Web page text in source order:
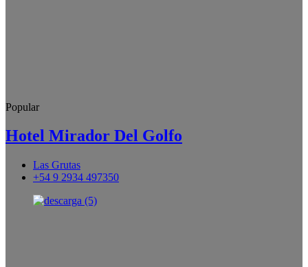
Popular
Hotel Mirador Del Golfo
Las Grutas
+54 9 2934 497350